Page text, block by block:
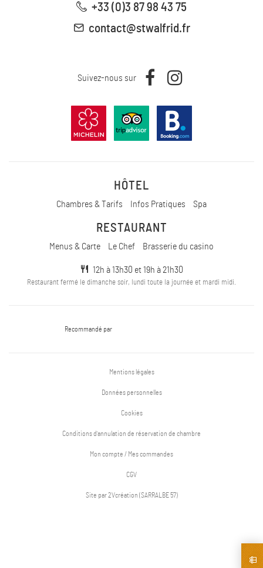
+33 (0)3 87 98 43 75
contact@stwalfrid.fr
Suivez-nous sur
HÔTEL
Chambres & Tarifs Infos Pratiques Spa
RESTAURANT
Menus & Carte Le Chef Brasserie du casino
12h à 13h30 et 19h à 21h30
Restaurant fermé le dimanche soir, lundi toute la journée et mardi midi.
Recommandé par
Mentions légales
Données personnelles
Cookies
Conditions d'annulation de réservation de chambre
Mon compte / Mes commandes
CGV
Site par 2Vcréation (SARRALBE 57)